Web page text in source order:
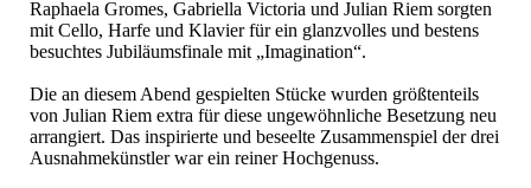
Raphaela Gromes, Gabriella Victoria und Julian Riem sorgten
mit Cello, Harfe und Klavier für ein glanzvolles und bestens
besuchtes Jubiläumsfinale mit „Imagination“.
Die an diesem Abend gespielten Stücke wurden größtenteils
von Julian Riem extra für diese ungewöhnliche Besetzung neu
arrangiert. Das inspirierte und beseelte Zusammenspiel der drei
Ausnahmekünstler war ein reiner Hochgenuss.